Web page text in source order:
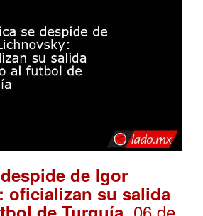
de Igor
oficializan su salida
. 06 de